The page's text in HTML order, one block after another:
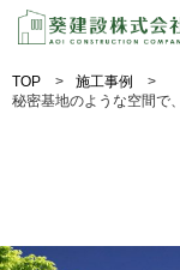
TOP > 施工事例
>
秘密基地のような空間で